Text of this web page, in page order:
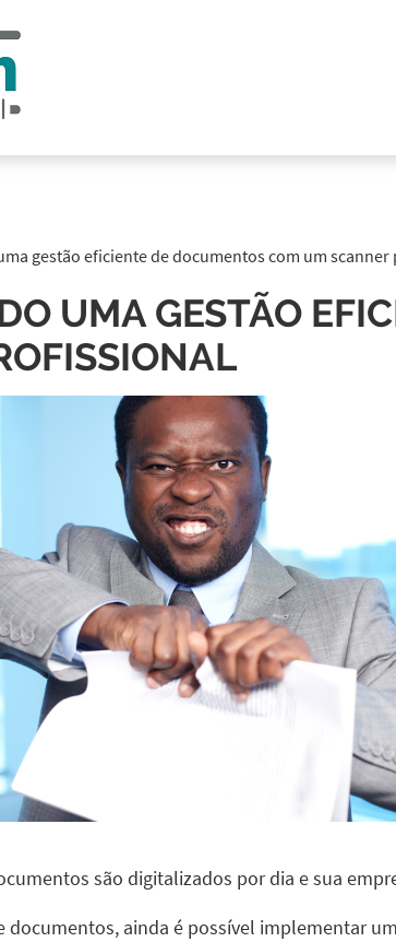
gestão eficiente de documentos com um
UMA GESTÃO
são digitalizados por dia e sua
documentos, ainda é possível implementar um